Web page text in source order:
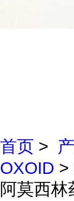
首页 >
OXOID >
阿莫西林